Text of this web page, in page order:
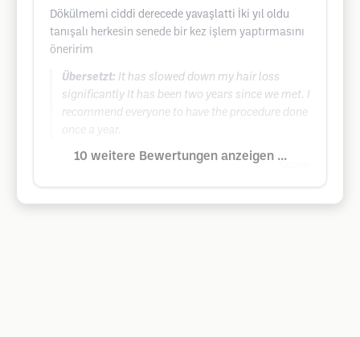
Dökülmemi ciddi derecede yavaşlatti İki yıl oldu
tanışalı herkesin senede bir kez işlem yaptırmasını
öneririm
Übersetzt: It has slowed down my hair loss
significantly It has been two years since we met. I
recommend everyone to have the procedure done
once a year.
10 weitere Bewertungen anzeigen ...